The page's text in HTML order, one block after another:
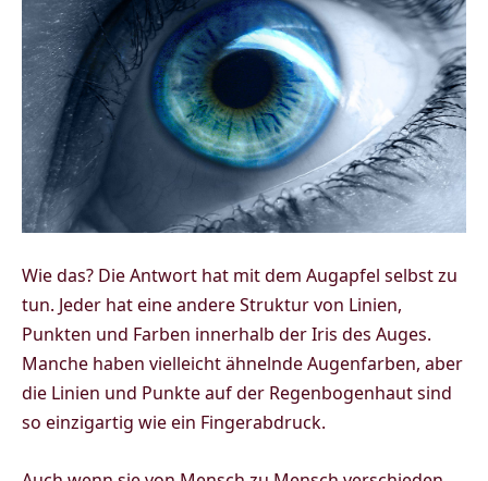
Wie das? Die Antwort hat mit dem Augapfel selbst zu
tun. Jeder hat eine andere Struktur von Linien,
Punkten und Farben innerhalb der Iris des Auges.
Manche haben vielleicht ähnelnde Augenfarben, aber
die Linien und Punkte auf der Regenbogenhaut sind
so einzigartig wie ein Fingerabdruck.